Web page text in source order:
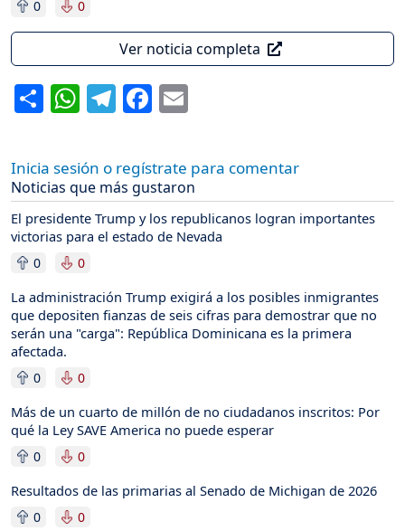
0 0
Ver noticia completa
ShareWhatsApp
Telegram
Facebook
Inicia sesión o regístrate para comentar
Noticias que más gustaron
El presidente Trump y los republicanos logran importantes
victorias para el estado de Nevada
0 0
La administración Trump exigirá a los posibles inmigrantes
que depositen fianzas de seis cifras para demostrar que no
serán una "carga": República Dominicana es la primera
afectada.
0 0
Más de un cuarto de millón de no ciudadanos inscritos: Por
qué la Ley SAVE America no puede esperar
0 0
Resultados de las primarias al Senado de Michigan de 2026
0 0